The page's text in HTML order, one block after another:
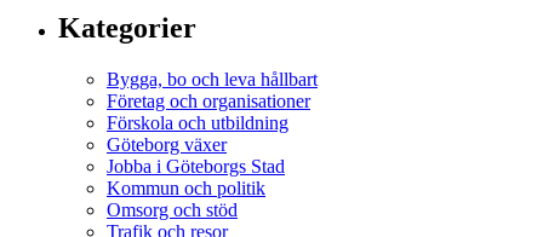
Kategorier
Bygga, bo och leva hållbart
Företag och organisationer
Förskola och utbildning
Göteborg växer
Jobba i Göteborgs Stad
Kommun och politik
Omsorg och stöd
Trafik och resor